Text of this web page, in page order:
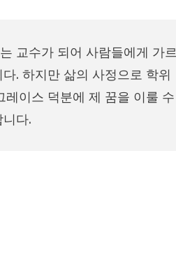
교수가 되어 사람들에게 가르
. 하지만 삶의 사정으로 학위
레이스 덕분에 제 꿈을 이룰 수
다.